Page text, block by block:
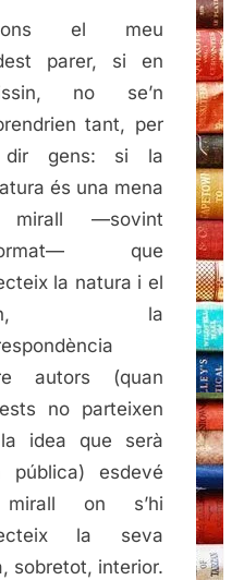
el meu
parer, si en
no se’n
tant, per
dir gens: si la
és una mena
mirall —sovint
que
la natura i el
la
autors (quan
no parteixen
idea que serà
pública) esdevé
on s’hi
la seva
sobretot, interior.